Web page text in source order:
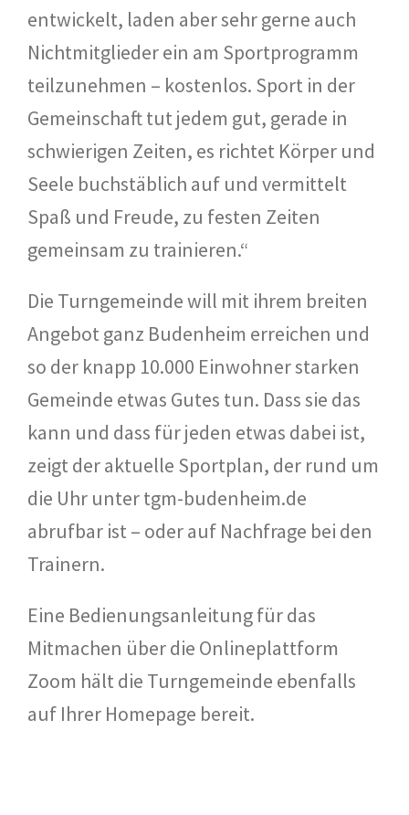
entwickelt, laden aber sehr gerne auch
Nichtmitglieder ein am Sportprogramm
teilzunehmen – kostenlos. Sport in der
Gemeinschaft tut jedem gut, gerade in
schwierigen Zeiten, es richtet Körper und
Seele buchstäblich auf und vermittelt
Spaß und Freude, zu festen Zeiten
gemeinsam zu trainieren.“
Die Turngemeinde will mit ihrem breiten
Angebot ganz Budenheim erreichen und
so der knapp 10.000 Einwohner starken
Gemeinde etwas Gutes tun. Dass sie das
kann und dass für jeden etwas dabei ist,
zeigt der aktuelle Sportplan, der rund um
die Uhr unter tgm-budenheim.de
abrufbar ist – oder auf Nachfrage bei den
Trainern.
Eine Bedienungsanleitung für das
Mitmachen über die Onlineplattform
Zoom hält die Turngemeinde ebenfalls
auf Ihrer Homepage bereit.